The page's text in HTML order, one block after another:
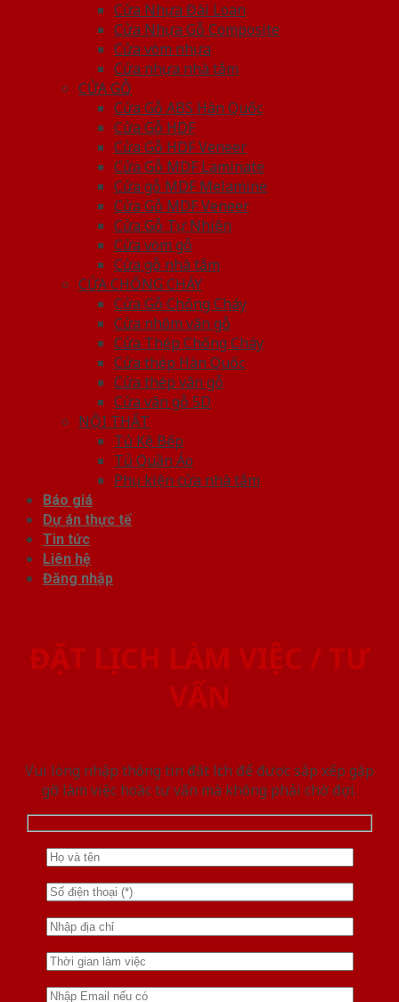
Cửa Nhựa Đài Loan
Cửa Nhựa Gỗ Composite
Cửa vòm nhựa
Cửa nhựa nhà tắm
CỬA GỖ
Cửa Gỗ ABS Hàn Quốc
Cửa Gỗ HDF
Cửa Gỗ HDF Veneer
Cửa Gỗ MDF Laminate
Cửa gỗ MDF Melamine
Cửa Gỗ MDF Veneer
Cửa Gỗ Tự Nhiên
Cửa vòm gỗ
Cửa gỗ nhà tắm
CỬA CHỐNG CHÁY
Cửa Gỗ Chống Cháy
Cửa nhôm vân gỗ
Cửa Thép Chống Cháy
Cửa thép Hàn Quốc
Cửa thép vân gỗ
Cửa vân gỗ 5D
NỘI THẤT
Tủ Kệ Bếp
Tủ Quần Áo
Phụ kiện cửa nhà tắm
Báo giá
Dự án thực tế
Tin tức
Liên hệ
Đăng nhập
ĐẶT LỊCH LÀM VIỆC / TƯ
VẤN
Vui lòng nhập thông tin đặt lịch để được sắp xếp gặp
gỡ làm việc hoăc tư vấn mà không phải chờ đợi.